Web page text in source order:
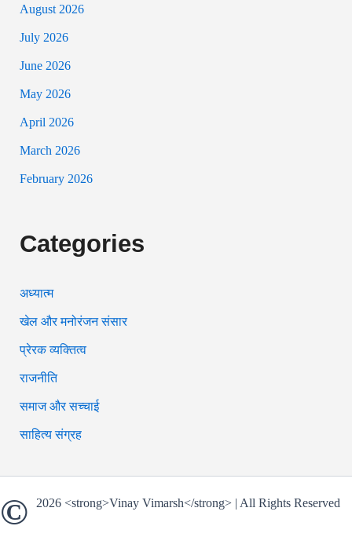
August 2026
July 2026
June 2026
May 2026
April 2026
March 2026
February 2026
Categories
अध्यात्म
खेल और मनोरंजन संसार
प्रेरक व्यक्तित्व
राजनीति
समाज और सच्चाई
साहित्य संग्रह
© 2026 <strong>Vinay Vimarsh</strong> | All Rights Reserved